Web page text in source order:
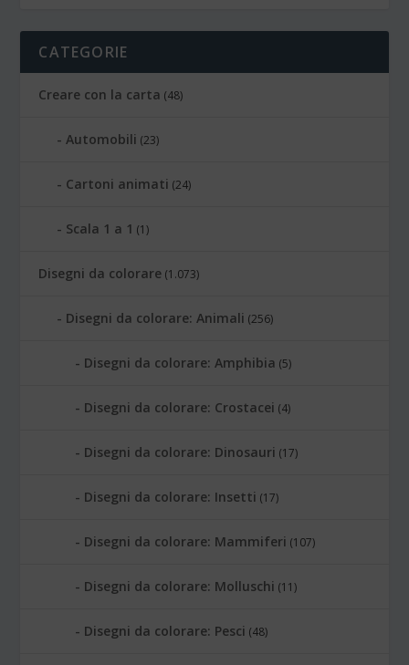
CATEGORIE
Creare con la carta (48)
Automobili (23)
Cartoni animati (24)
Scala 1 a 1 (1)
Disegni da colorare (1.073)
Disegni da colorare: Animali (256)
Disegni da colorare: Amphibia (5)
Disegni da colorare: Crostacei (4)
Disegni da colorare: Dinosauri (17)
Disegni da colorare: Insetti (17)
Disegni da colorare: Mammiferi (107)
Disegni da colorare: Molluschi (11)
Disegni da colorare: Pesci (48)